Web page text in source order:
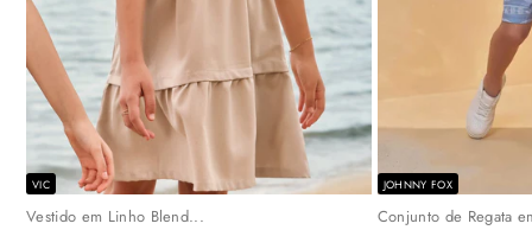
VIC
Vestido em Linho Blend...
JOHNNY FOX
Conjunto de Regata